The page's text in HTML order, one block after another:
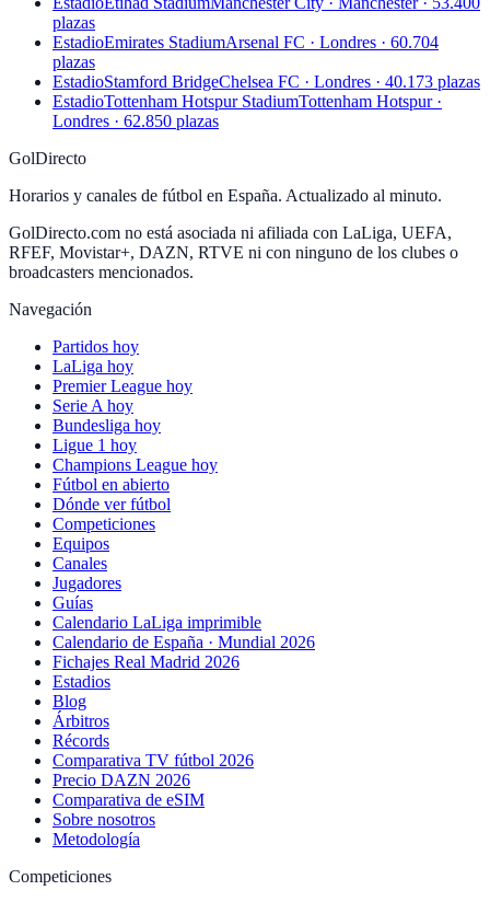
plazas
EstadioEmirates StadiumArsenal FC · Londres · 60.704
plazas
EstadioStamford BridgeChelsea FC · Londres · 40.173 plazas
EstadioTottenham Hotspur StadiumTottenham Hotspur ·
Londres · 62.850 plazas
GolDirecto
Horarios y canales de fútbol en España. Actualizado al minuto.
GolDirecto.com no está asociada ni afiliada con LaLiga, UEFA,
RFEF, Movistar+, DAZN, RTVE ni con ninguno de los clubes o
broadcasters mencionados.
Navegación
Partidos hoy
LaLiga hoy
Premier League hoy
Serie A hoy
Bundesliga hoy
Ligue 1 hoy
Champions League hoy
Fútbol en abierto
Dónde ver fútbol
Competiciones
Equipos
Canales
Jugadores
Guías
Calendario LaLiga imprimible
Calendario de España · Mundial 2026
Fichajes Real Madrid 2026
Estadios
Blog
Árbitros
Récords
Comparativa TV fútbol 2026
Precio DAZN 2026
Comparativa de eSIM
Sobre nosotros
Metodología
Competiciones